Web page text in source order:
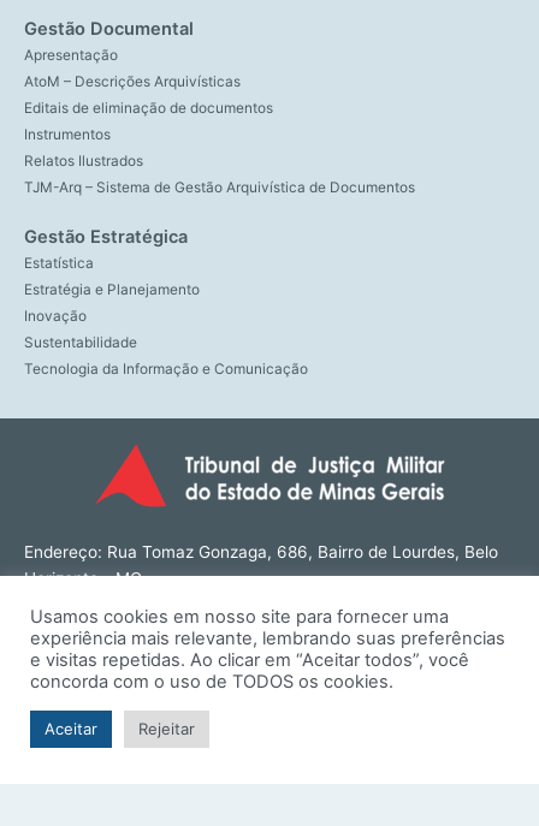
Gestão Documental
Apresentação
AtoM – Descrições Arquivísticas
Editais de eliminação de documentos
Instrumentos
Relatos Ilustrados
TJM-Arq – Sistema de Gestão Arquivística de Documentos
Gestão Estratégica
Estatística
Estratégia e Planejamento
Inovação
Sustentabilidade
Tecnologia da Informação e Comunicação
Endereço: Rua Tomaz Gonzaga, 686, Bairro de Lourdes, Belo
Horizonte - MG
Tel: (31) 3274-1566
Contato: ouvidoria@tjmmg.jus.br
Funcionamento: Segunda a Sexta, das 8h às 18h
Usamos cookies em nosso site para fornecer uma
experiência mais relevante, lembrando suas preferências
e visitas repetidas. Ao clicar em “Aceitar todos”, você
concorda com o uso de TODOS os cookies.
Aceitar Rejeitar